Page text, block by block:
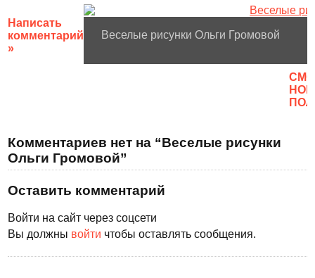
Написать
комментарий
»
Веселые рисунки Ольги Громовой
Комментариев нет на “Веселые рисунки
Ольги Громовой”
Оставить комментарий
Войти на сайт через соцсети
Вы должны войти чтобы оставлять сообщения.